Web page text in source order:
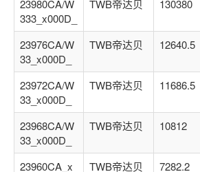
23980CA/W
333_x000D_
TWB帝达贝 130380
23976CA/W
33_x000D_
TWB帝达贝 12640.5
23972CA/W
33_x000D_
TWB帝达贝 11686.5
23968CA/W
33_x000D_
TWB帝达贝 10812
23960CA_x
TWB帝达贝 7282.2